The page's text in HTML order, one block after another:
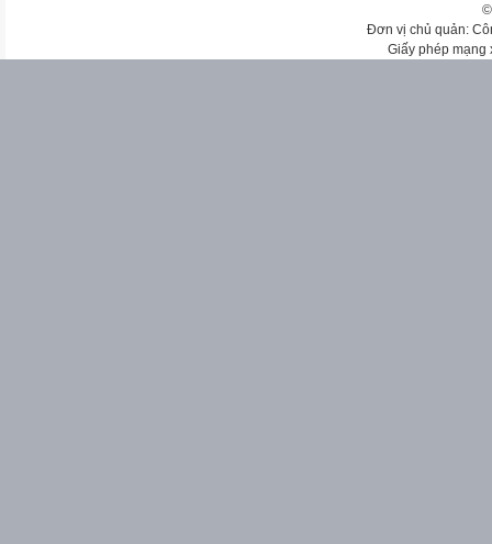
Đơn vị chủ quản:
Giấy phép mạng